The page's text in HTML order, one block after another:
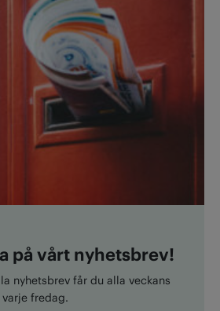
på vårt nyhetsbrev!
nyhetsbrev får du alla veckans
fredag.